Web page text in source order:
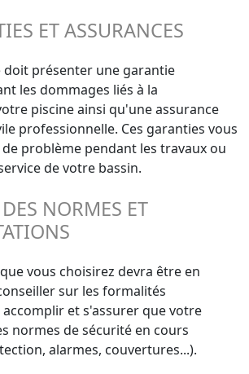
ET ASSURANCES
doit présenter une garantie
les dommages liés à la
piscine ainsi qu'une assurance
professionnelle. Ces garanties vous
problème pendant les travaux ou
de votre bassin.
NORMES ET
vous choisirez devra être en
sur les formalités
et s'assurer que votre
normes de sécurité en cours
alarmes, couvertures...).